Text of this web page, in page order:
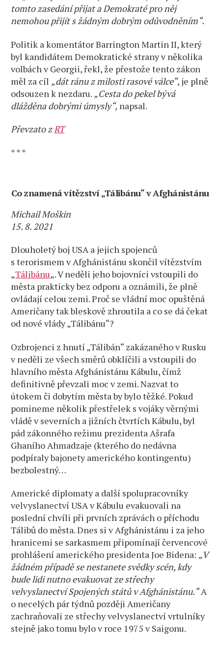
tomto zasedání přijat a Demokraté pro něj
nemohou přijít s žádným dobrým odůvodněním“.
Politik a komentátor Barrington Martin II, který
byl kandidátem Demokratické strany v několika
volbách v Georgii, řekl, že přestože tento zákon
měl za cíl „dát ránu z milosti rasové válce“, je plně
odsouzen k nezdaru. „Cesta do pekel bývá
dlážděna dobrými úmysly“, napsal.
Převzato zRT
* * *
Co znamená vítězství „Tálibánu“ v Afghánistánu
Michail Moškin
15. 8. 2021
Dlouholetý boj USA a jejich spojenců
s terorismem v Afghánistánu skončil vítězstvím
„Tálibánu„. V neděli jeho bojovníci vstoupili do
města prakticky bez odporu a oznámili, že plně
ovládají celou zemi. Proč se vládní moc opuštěná
Američany tak bleskově zhroutila a co se dá čekat
od nové vlády „Tálibánu“?
Ozbrojenci z hnutí „Tálibán“ zakázaného v Rusku
v neděli ze všech směrů obklíčili a vstoupili do
hlavního města Afghánistánu Kábulu, čímž
definitivně převzali moc v zemi. Nazvat to
útokem či dobytím města by bylo těžké. Pokud
pomineme několik přestřelek s vojáky věrnými
vládě v severních a jižních čtvrtích Kábulu, byl
pád zákonného režimu prezidenta Ašrafa
Ghaního Ahmadzaje (kterého do nedávna
podpíraly bajonety amerického kontingentu)
bezbolestný…
Americké diplomaty a další spolupracovníky
velvyslanectví USA v Kábulu evakuovali na
poslední chvíli při prvních zprávách o příchodu
Tálibů do města. Dnes si v Afghánistánu i za jeho
hranicemi se sarkasmem připomínají červencové
prohlášení amerického presidenta Joe Bidena: „V
žádném případě se nestanete svědky scén, kdy
bude lidi nutno evakuovat ze střechy
velvyslanectví Spojených států v Afghánistánu.“A
o necelých pár týdnů později Američany
zachraňovali ze střechy velvyslanectví vrtulníky
stejně jako tomu bylo v roce 1975 v Saigonu.